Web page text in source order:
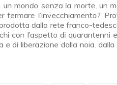
mondo senza la morte, un
fermare l’invecchiamento?
dalla rete franco-
con l’aspetto di quarantenni
di liberazione dalla noia,